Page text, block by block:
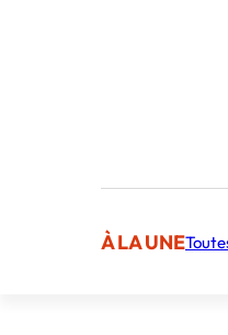
À LA UNE